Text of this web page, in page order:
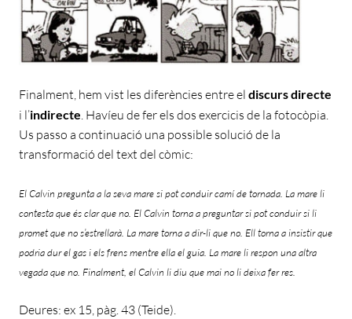
Finalment, hem vist les diferències entre el discurs directe
i l’indirecte. Havíeu de fer els dos exercicis de la fotocòpia.
Us passo a continuació una possible solució de la
transformació del text del còmic:
El Calvin pregunta a la seva mare si pot conduir camí de tornada. La mare li
contesta que és clar que no. El Calvin torna a preguntar si pot conduir si li
promet que no s’estrellarà. La mare torna a dir-li que no. Ell torna a insistir que
podria dur el gas i els frens mentre ella el guia. La mare li respon una altra
vegada que no. Finalment, el Calvin li diu que mai no li deixa fer res.
Deures: ex 15, pàg. 43 (Teide).